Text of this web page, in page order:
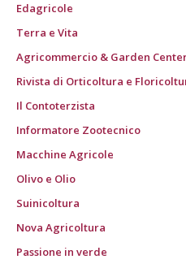
Edagricole
Terra e Vita
Agricommercio & Garden
Rivista di Orticoltura e
Il Contoterzista
Informatore Zootecnico
Macchine Agricole
Olivo e Olio
Suinicoltura
Nova Agricoltura
Passione in verde